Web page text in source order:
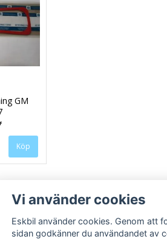
GM
Vi använder cookies
Eskbil använder cookies. Genom att
sidan godkänner du användandet av